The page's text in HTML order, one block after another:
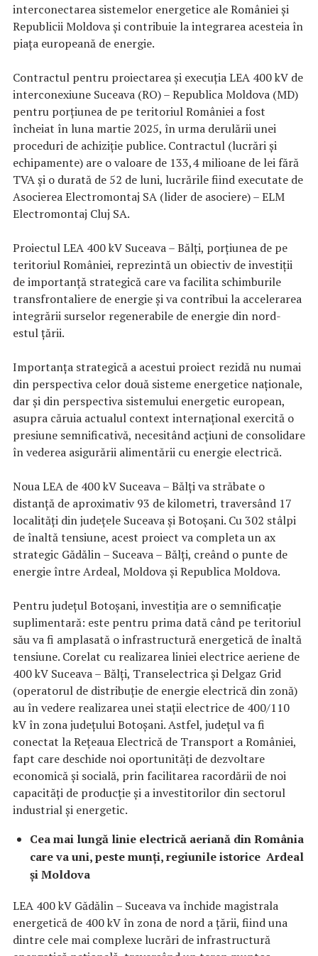
interconectarea sistemelor energetice ale României și
Republicii Moldova și contribuie la integrarea acesteia în
piața europeană de energie.
Contractul pentru proiectarea și execuția LEA 400 kV de
interconexiune Suceava (RO) – Republica Moldova (MD)
pentru porțiunea de pe teritoriul României a fost
încheiat în luna martie 2025, în urma derulării unei
proceduri de achiziție publice. Contractul (lucrări și
echipamente) are o valoare de 133,4 milioane de lei fără
TVA și o durată de 52 de luni, lucrările fiind executate de
Asocierea Electromontaj SA (lider de asociere) – ELM
Electromontaj Cluj SA.
Proiectul LEA 400 kV Suceava – Bălți, porțiunea de pe
teritoriul României, reprezintă un obiectiv de investiții
de importanță strategică care va facilita schimburile
transfrontaliere de energie și va contribui la accelerarea
integrării surselor regenerabile de energie din nord-
estul țării.
Importanța strategică a acestui proiect rezidă nu numai
din perspectiva celor două sisteme energetice naționale,
dar și din perspectiva sistemului energetic european,
asupra căruia actualul context internațional exercită o
presiune semnificativă, necesitând acțiuni de consolidare
în vederea asigurării alimentării cu energie electrică.
Noua LEA de 400 kV Suceava – Bălți va străbate o
distanță de aproximativ 93 de kilometri, traversând 17
localități din județele Suceava și Botoșani. Cu 302 stâlpi
de înaltă tensiune, acest proiect va completa un ax
strategic Gădălin – Suceava – Bălți, creând o punte de
energie între Ardeal, Moldova și Republica Moldova.
Pentru județul Botoșani, investiția are o semnificație
suplimentară: este pentru prima dată când pe teritoriul
său va fi amplasată o infrastructură energetică de înaltă
tensiune. Corelat cu realizarea liniei electrice aeriene de
400 kV Suceava – Bălți, Transelectrica și Delgaz Grid
(operatorul de distribuție de energie electrică din zonă)
au în vedere realizarea unei stații electrice de 400/110
kV în zona județului Botoșani. Astfel, județul va fi
conectat la Rețeaua Electrică de Transport a României,
fapt care deschide noi oportunități de dezvoltare
economică și socială, prin facilitarea racordării de noi
capacități de producție și a investitorilor din sectorul
industrial și energetic.
Cea mai lungă linie electrică aeriană din România
care va uni, peste munți, regiunile istorice Ardeal
și Moldova
LEA 400 kV Gădălin – Suceava va închide magistrala
energetică de 400 kV în zona de nord a țării, fiind una
dintre cele mai complexe lucrări de infrastructură